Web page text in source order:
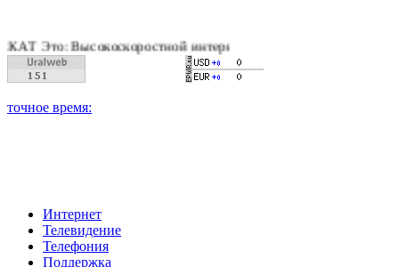
Высокоскоростной интернет, качественное цифровое и
Интернет
Телевидение
Телефония
Поддержка